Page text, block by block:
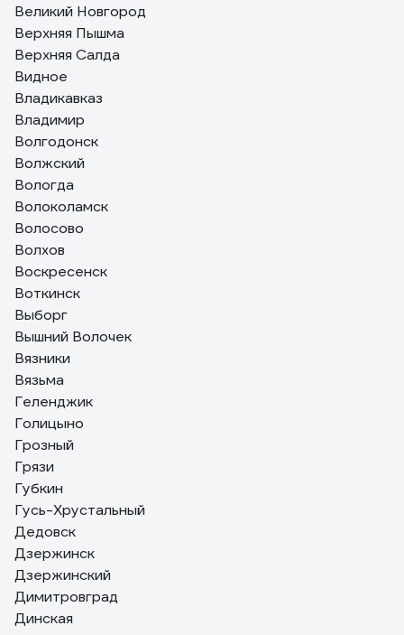
Великий Новгород
Верхняя Пышма
Верхняя Салда
Видное
Владикавказ
Владимир
Волгодонск
Волжский
Вологда
Волоколамск
Волосово
Волхов
Воскресенск
Воткинск
Выборг
Вышний Волочек
Вязники
Вязьма
Геленджик
Голицыно
Грозный
Грязи
Губкин
Гусь-Хрустальный
Дедовск
Дзержинск
Дзержинский
Димитровград
Динская